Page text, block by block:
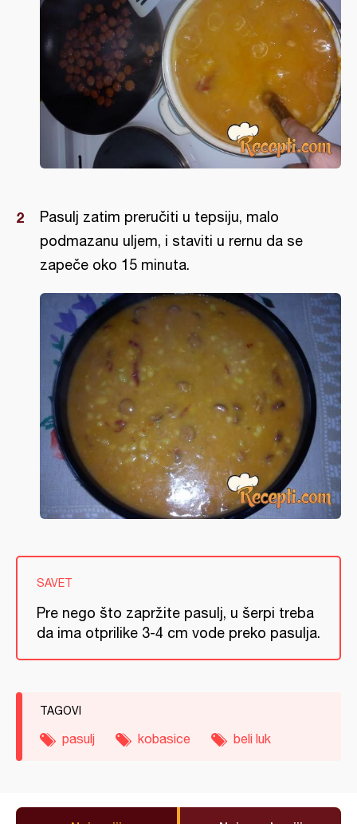
Pasulj zatim preručiti u tepsiju, malo
podmazanu uljem, i staviti u rernu da se
zapeče oko 15 minuta.
SAVET
Pre nego što zapržite pasulj, u šerpi treba
da ima otprilike 3-4 cm vode preko pasulja.
TAGOVI
pasulj kobasice beli luk